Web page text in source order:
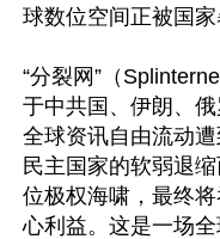
球数位空间正被国
“分裂网”（
于中共国、伊朗、
全球资讯自由流动
民主国家的软弱退
位极权海啸，最终
心利益。这是一场